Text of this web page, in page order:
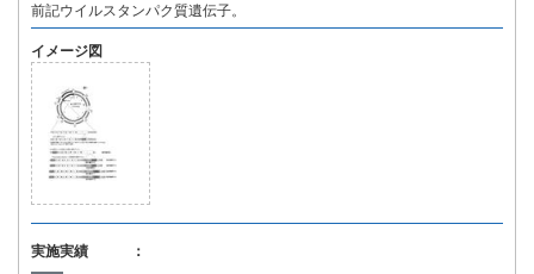
前記ウイルスタンパク質遺伝子。
イメージ図
実施実績 ：